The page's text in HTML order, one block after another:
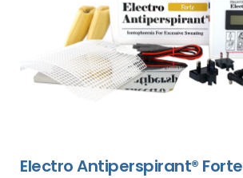
Electro Antiperspirant® Forte